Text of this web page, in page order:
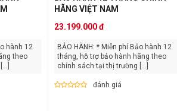
theo
HÃNG VIỆT NAM
23.199.000 đ
BẢO HÀNH: * Miễn phí Bảo hành 12
tháng, hỗ trợ bảo hành hãng theo
chính sách tại thị trường [...]
đánh giá